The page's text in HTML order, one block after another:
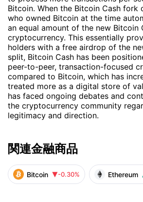
Bitcoin. When the Bitcoin Cash fork
who owned Bitcoin at the time
an equal amount of the new Bitcoin
cryptocurrency. This essentially
holders with a free airdrop of the
split, Bitcoin Cash has been
peer-to-peer, transaction-focused
compared to Bitcoin, which has
treated more as a digital store of
has faced ongoing debates and
the cryptocurrency community
legitimacy and direction.
関連金融商品
Bitcoin -0.30% Ethereum